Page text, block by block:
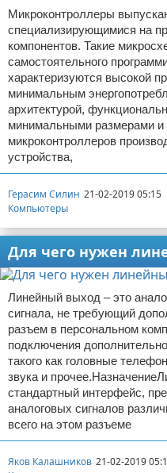
Микроконтроллеры
специализирующимися на
компонентов. Такие
самостоятельного
характеризуются высокой
минимальным
архитектурой,
минимальными размерами
микроконтроллеров
устройства,
Герасим Силин 21-02-2019 05:15
Компьютеры
Для чего нужен
Линейный выход – это
сигнала, не требующий
разъем в персональном
подключения
такого как головные
звука и
стандартный интерфейс,
аналоговых сигналов
всего на этом разъеме
Яков Калашников 21-02-2019